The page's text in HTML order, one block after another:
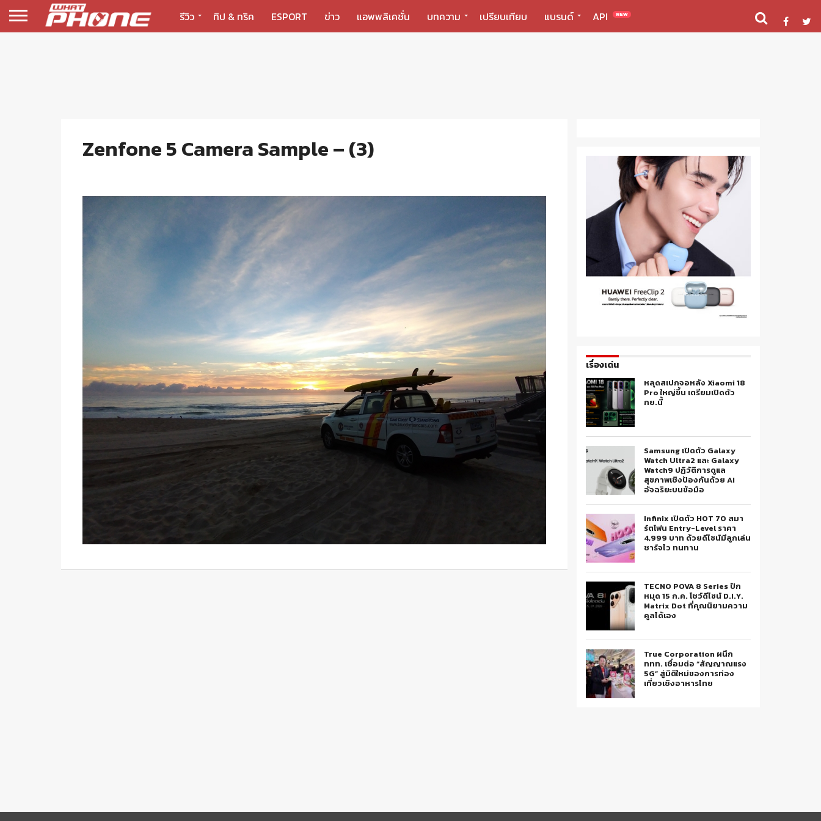
รีวิว ทิป & ทริค ESPORT ข่าว แอพพลิเคชั่น บทความ เปรียบเทียบ แบรนด์ API NEW
Zenfone 5 Camera Sample – (3)
เรื่องเด่น
หลุดสเปกจอหลัง Xiaomi 18
Pro ใหญ่ขึ้น เตรียมเปิดตัว
กย.นี้
Samsung เปิดตัว Galaxy
Watch Ultra2 และ Galaxy
Watch9 ปฏิวัติการดูแล
สุขภาพเชิงป้องกันด้วย AI
อัจฉริยะบนข้อมือ
Infinix เปิดตัว HOT 70 สมา
ร์ตโฟน Entry-Level ราคา
4,999 บาท ด้วยดีไซน์มีลูกเล่น
ชาร์จไว ทนทาน
TECNO POVA 8 Series ปัก
หมุด 15 ก.ค. โชว์ดีไซน์ D.I.Y.
Matrix Dot ที่คุณนิยามความ
คูลได้เอง
True Corporation ผนึก
ททท. เชื่อมต่อ “สัญญาณแรง
5G” สู่มิติใหม่ของการท่อง
เที่ยวเชิงอาหารไทย